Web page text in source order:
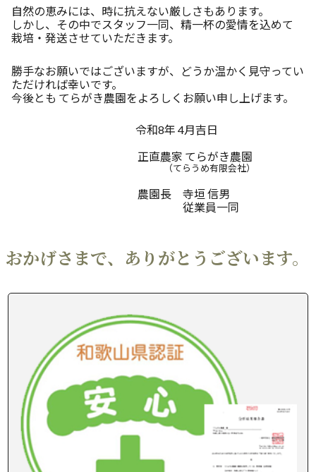
自然の恵みには、時に抗えない厳しさもあります。
しかし、その中でスタッフ一同、精一杯の愛情を込めて
栽培・発送させていただきます。
勝手なお願いではございますが、どうか温かく見守ってい
ただければ幸いです。
今後とも てらがき農園をよろしくお願い申し上げます。
令和8年 4月吉日
正直農家 てらがき農園
（てらうめ有限会社）
農園長 寺垣 信男
従業員一同
おかげさまで、ありがとうございます。